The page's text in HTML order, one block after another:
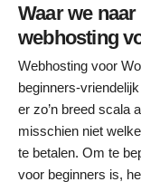
Waar we
webhosting
Webhosting voor
beginners-
er zo’n breed scala
misschien niet
te betalen. Om te
voor beginners is,